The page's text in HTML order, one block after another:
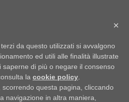
n.1 del lavoro
×
da questo utilizzati si avvalgono
ed utili alle finalità illustrate
saperne di più o negare il consenso
la cookie policy
questa pagina, cliccando
navigazione in altra maniera,